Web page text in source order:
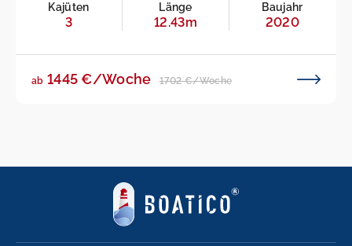
Kajüten
3
Länge
12.43m
Baujahr
2020
ab 1445 €/Woche 1702 €/Woche